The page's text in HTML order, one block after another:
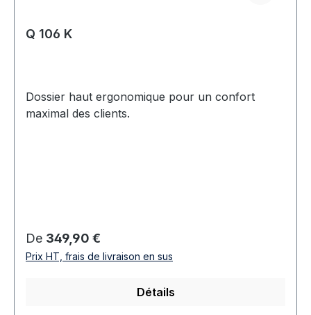
Q 106 K
Dossier haut ergonomique pour un confort
maximal des clients.
Prix régulier :
De 349,90 €
Prix HT, frais de livraison en sus
Détails